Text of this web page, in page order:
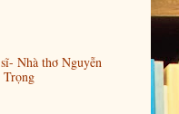
Nhà thơ Nguyễn
Trọng